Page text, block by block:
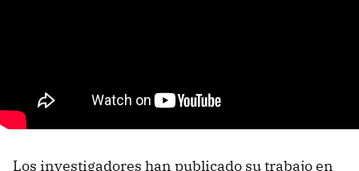
Los investigadores han publicado su trabajo en